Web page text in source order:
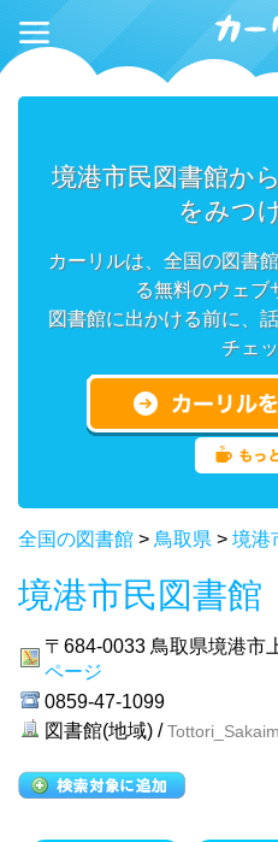
境港市民図書館か
をみつ
カーリルは、全国の図書
る無料のウェブ
図書館に出かける前に、
チェ
全国の図書館 > 鳥取県 > 境港
境港市民図書館
〒684-0033 鳥取県境港市
ページ
0859-47-1099
図書館(地域) /